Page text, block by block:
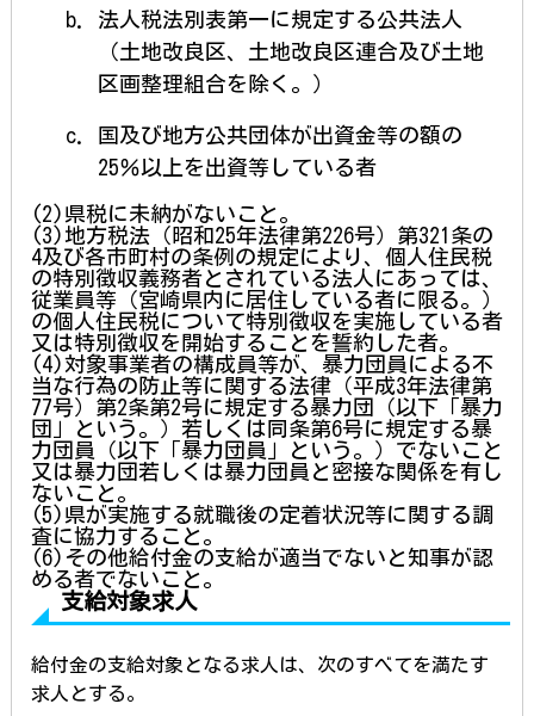
法人税法別表第一に規定する公共法人
（土地改良区、土地改良区連合及び土地
区画整理組合を除く。）
国及び地方公共団体が出資金等の額の
25％以上を出資等している者
(2)県税に未納がないこと。
(3)地方税法（昭和25年法律第226号）第321条の
4及び各市町村の条例の規定により、個人住民税
の特別徴収義務者とされている法人にあっては、
従業員等（宮崎県内に居住している者に限る。）
の個人住民税について特別徴収を実施している者
又は特別徴収を開始することを誓約した者。
(4)対象事業者の構成員等が、暴力団員による不
当な行為の防止等に関する法律（平成3年法律第
77号）第2条第2号に規定する暴力団（以下「暴力
団」という。）若しくは同条第6号に規定する暴
力団員（以下「暴力団員」という。）でないこと
又は暴力団若しくは暴力団員と密接な関係を有し
ないこと。
(5)県が実施する就職後の定着状況等に関する調
査に協力すること。
(6)その他給付金の支給が適当でないと知事が認
める者でないこと。
支給対象求人
給付金の支給対象となる求人は、次のすべてを満たす
求人とする。